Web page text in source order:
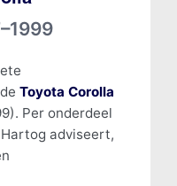
Toyota Corolla
Per onderdeel
adviseert,